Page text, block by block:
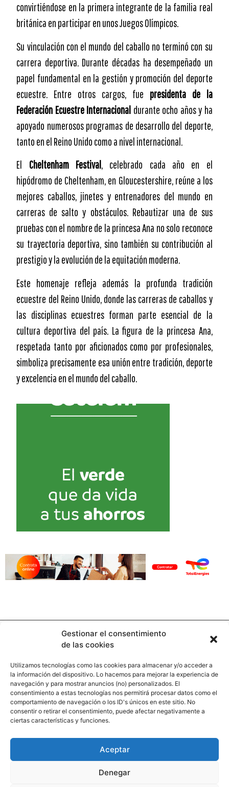
Gestionar el consentimiento
de las cookies
Utilizamos tecnologías como las cookies para almacenar y/o acceder a
la información del dispositivo. Lo hacemos para mejorar la experiencia de
navegación y para mostrar anuncios (no) personalizados. El
consentimiento a estas tecnologías nos permitirá procesar datos como el
comportamiento de navegación o los ID's únicos en este sitio. No
consentir o retirar el consentimiento, puede afectar negativamente a
ciertas características y funciones.
Aceptar
Denegar
convirtiéndose en la primera integrante de la familia real
británica en participar en unos Juegos Olímpicos.
Su vinculación con el mundo del caballo no terminó con su
carrera deportiva. Durante décadas ha desempeñado un
papel fundamental en la gestión y promoción del deporte
ecuestre. Entre otros cargos, fue presidenta de la
Federación Ecuestre Internacional durante ocho años y ha
apoyado numerosos programas de desarrollo del deporte,
tanto en el Reino Unido como a nivel internacional.
El Cheltenham Festival, celebrado cada año en el
hipódromo de Cheltenham, en Gloucestershire, reúne a los
mejores caballos, jinetes y entrenadores del mundo en
carreras de salto y obstáculos. Rebautizar una de sus
pruebas con el nombre de la princesa Ana no solo reconoce
su trayectoria deportiva, sino también su contribución al
prestigio y la evolución de la equitación moderna.
Este homenaje refleja además la profunda tradición
ecuestre del Reino Unido, donde las carreras de caballos y
las disciplinas ecuestres forman parte esencial de la
cultura deportiva del país. La figura de la princesa Ana,
respetada tanto por aficionados como por profesionales,
simboliza precisamente esa unión entre tradición, deporte
y excelencia en el mundo del caballo.
Contacto
Calle Pinar, 5, 28006 Madrid
+34 91 745 58 38
Paginas legales